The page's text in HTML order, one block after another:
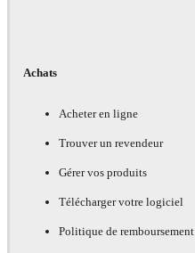
Achats
Acheter en ligne
Trouver un revendeur
Gérer vos produits
Télécharger votre logiciel
Politique de remboursement